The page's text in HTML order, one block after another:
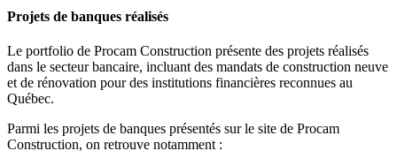
Projets de banques réalisés
Le portfolio de Procam Construction présente des projets réalisés
dans le secteur bancaire, incluant des mandats de construction neuve
et de rénovation pour des institutions financières reconnues au
Québec.
Parmi les projets de banques présentés sur le site de Procam
Construction, on retrouve notamment :